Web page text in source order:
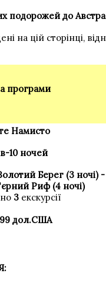
подорожей до
на цій сторінці,
програми
Намисто
10 ночей
Берег (3 ночі) -
Риф (4 ночі)
3екскурсії
дол.США